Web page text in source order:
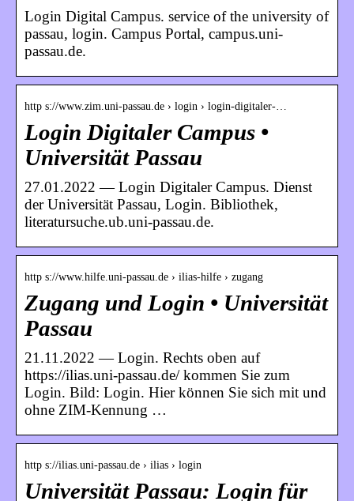
Login Digital Campus. service of the university of
passau, login. Campus Portal, campus.uni-
passau.de.
http s://www.zim.uni-passau.de › login › login-digitaler-…
Login Digitaler Campus •
Universität Passau
27.01.2022 — Login Digitaler Campus. Dienst
der Universität Passau, Login. Bibliothek,
literatursuche.ub.uni-passau.de.
http s://www.hilfe.uni-passau.de › ilias-hilfe › zugang
Zugang und Login • Universität
Passau
21.11.2022 — Login. Rechts oben auf
https://ilias.uni-passau.de/ kommen Sie zum
Login. Bild: Login. Hier können Sie sich mit und
ohne ZIM-Kennung …
http s://ilias.uni-passau.de › ilias › login
Universität Passau: Login für